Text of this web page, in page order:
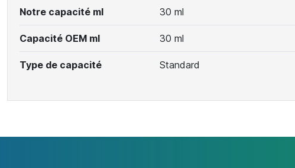
Notre capacité ml 30 ml
Capacité OEM ml 30 ml
Type de capacité Standard